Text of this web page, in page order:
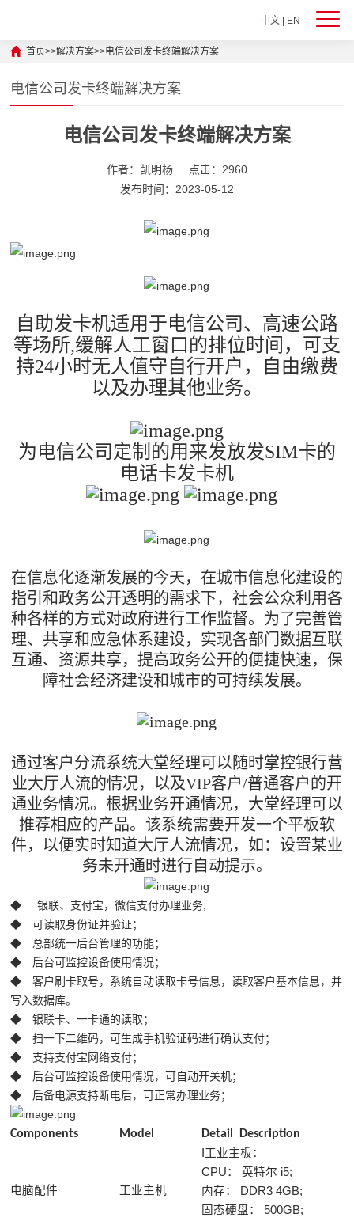
中文| EN
首页>>解决方案>>电信公司发卡终端解决方案
电信公司发卡终端解决方案
电信公司发卡终端解决方案
作者：凯明杨
点击：2960
发布时间：2023-05-12
自助发卡机适用于电信公司、高速公路
等场所,缓解人工窗口的排位时间，可支
持24小时无人值守自行开户，自由缴费
以及办理其他业务。
为电信公司定制的用来发放发SIM卡的
电话卡发卡机
在信息化逐渐发展的今天，在城市信息化建设的
指引和政务公开透明的需求下，社会公众利用各
种各样的方式对政府进行工作监督。为了完善管
理、共享和应急体系建设，实现各部门数据互联
互通、资源共享，提高政务公开的便捷快速，保
障社会经济建设和城市的可持续发展。
通过客户分流系统大堂经理可以随时掌控银行营
业大厅人流的情况，以及VIP客户/普通客户的开
通业务情况。根据业务开通情况，大堂经理可以
推荐相应的产品。该系统需要开发一个平板软
件，以便实时知道大厅人流情况，如：设置某业
务未开通时进行自动提示。
◆ 银联、支付宝，微信支付办理业务;
◆ 可读取身份证并验证；
◆ 总部统一后台管理的功能；
◆ 后台可监控设备使用情况；
◆ 客户刷卡取号，系统自动读取卡号信息，读取客户基本信息，并
写入数据库。
◆ 银联卡、一卡通的读取；
◆ 扫一下二维码，可生成手机验证码进行确认支付；
◆ 支持支付宝网络支付；
◆ 后台可监控设备使用情况，可自动开关机；
◆ 后备电源支持断电后，可正常办理业务；
Components Model Detail Description
电脑配件 工业主机
I工业主板：
CPU： 英特尔 i5;
内存： DDR3 4GB;
固态硬盘： 500GB;